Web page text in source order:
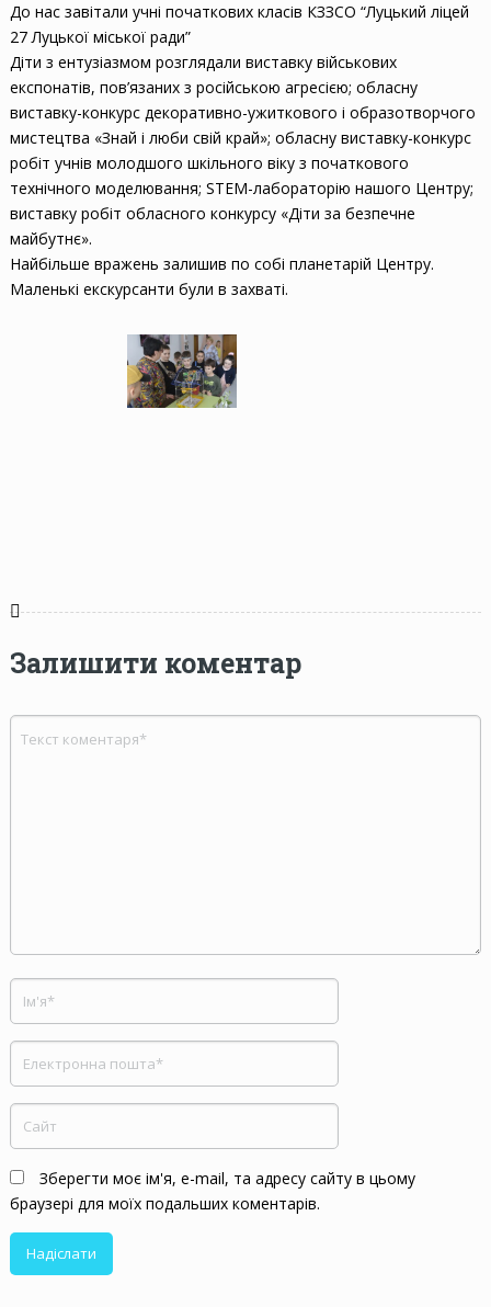
До нас завітали учні початкових класів КЗЗСО “Луцький ліцей
27 Луцької міської ради”
Діти з ентузіазмом розглядали виставку військових
експонатів, пов’язаних з російською агресією; обласну
виставку-конкурс декоративно-ужиткового і образотворчого
мистецтва «Знай і люби свій край»; обласну виставку-конкурс
робіт учнів молодшого шкільного віку з початкового
технічного моделювання; STEM-лабораторію нашого Центру;
виставку робіт обласного конкурсу «Діти за безпечне
майбутнє».
Найбільше вражень залишив по собі планетарій Центру.
Маленькі екскурсанти були в захваті.
Залишити коментар
Зберегти моє ім'я, e-mail, та адресу сайту в цьому
браузері для моїх подальших коментарів.